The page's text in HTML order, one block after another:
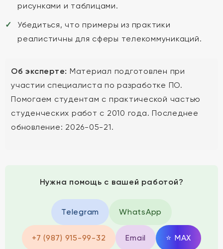
рисунками и таблицами.
Убедиться, что примеры из практики
реалистичны для сферы телекоммуникаций.
Об эксперте: Материал подготовлен при
участии специалиста по разработке ПО.
Помогаем студентам с практической частью
студенческих работ с 2010 года. Последнее
обновление: 2026-05-21.
Нужна помощь с вашей работой?
Telegram WhatsApp
+7 (987) 915-99-32 Email ⭐ MAX